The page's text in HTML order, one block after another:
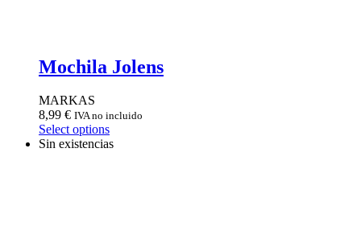
Mochila Jolens
MARKAS
8,99 € IVA no incluido
Select options
Sin existencias